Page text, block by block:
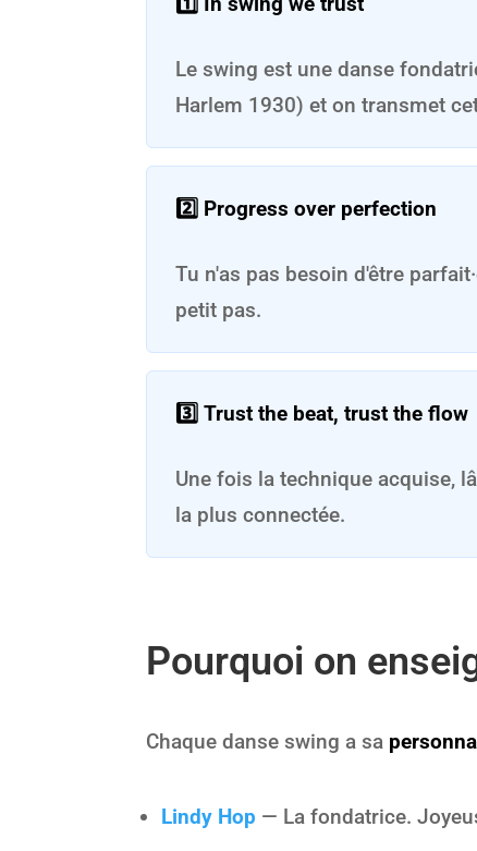
Le swing est une danse
Harlem 1930) et on transmet
2️⃣ Progress over perfection
Tu n'as pas besoin d'être
petit pas.
3️⃣ Trust the beat, trust the flow
Une fois la technique acquise,
la plus connectée.
Pourquoi on
Chaque danse swing a sa
Lindy Hop — La fondatrice.